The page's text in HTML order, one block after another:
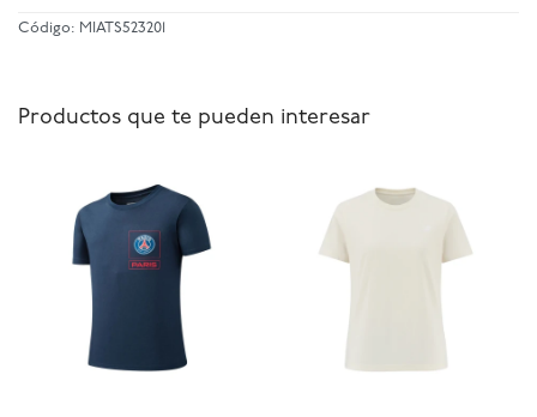
Código: MIATS523201
Productos que te pueden interesar